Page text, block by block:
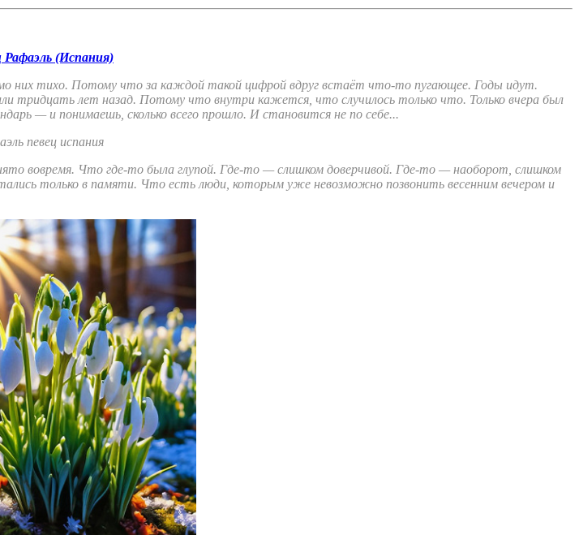
тихо. Потому что за каждой такой цифрой вдруг встаёт что-то пугающее. Годы идут.
лет назад. Потому что внутри кажется, что случилось только что. Только вчера был
— и понимаешь, сколько всего прошло. И становится не по себе...
вовремя. Что где-то была глупой. Где-то — слишком доверчивой. Где-то — наоборот, слишком
только в памяти. Что есть люди, которым уже невозможно позвонить весенним вечером и